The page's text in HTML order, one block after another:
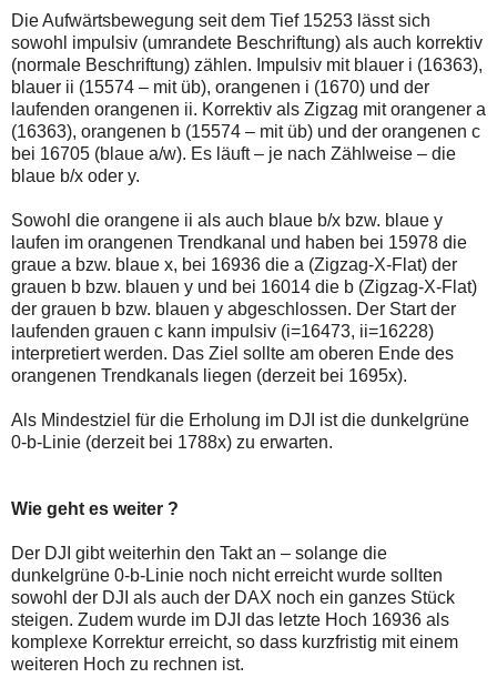
Die Aufwärtsbewegung seit dem Tief 15253 lässt sich
sowohl impulsiv (umrandete Beschriftung) als auch korrektiv
(normale Beschriftung) zählen. Impulsiv mit blauer i (16363),
blauer ii (15574 – mit üb), orangenen i (1670) und der
laufenden orangenen ii. Korrektiv als Zigzag mit orangener a
(16363), orangenen b (15574 – mit üb) und der orangenen c
bei 16705 (blaue a/w). Es läuft – je nach Zählweise – die
blaue b/x oder y.
Sowohl die orangene ii als auch blaue b/x bzw. blaue y
laufen im orangenen Trendkanal und haben bei 15978 die
graue a bzw. blaue x, bei 16936 die a (Zigzag-X-Flat) der
grauen b bzw. blauen y und bei 16014 die b (Zigzag-X-Flat)
der grauen b bzw. blauen y abgeschlossen. Der Start der
laufenden grauen c kann impulsiv (i=16473, ii=16228)
interpretiert werden. Das Ziel sollte am oberen Ende des
orangenen Trendkanals liegen (derzeit bei 1695x).
Als Mindestziel für die Erholung im DJI ist die dunkelgrüne
0-b-Linie (derzeit bei 1788x) zu erwarten.
Wie geht es weiter ?
Der DJI gibt weiterhin den Takt an – solange die
dunkelgrüne 0-b-Linie noch nicht erreicht wurde sollten
sowohl der DJI als auch der DAX noch ein ganzes Stück
steigen. Zudem wurde im DJI das letzte Hoch 16936 als
komplexe Korrektur erreicht, so dass kurzfristig mit einem
weiteren Hoch zu rechnen ist.